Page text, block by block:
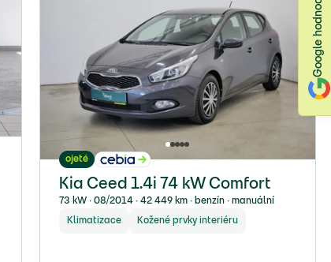
ojeté
Kia Ceed 1.4i 74 kW Comfort
73 kW ∙ 08/2014 ∙ 42 449 km ∙ benzín ∙ manuální
Klimatizace Kožené prvky interiéru